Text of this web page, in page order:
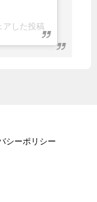
アした投稿
シーポリシー